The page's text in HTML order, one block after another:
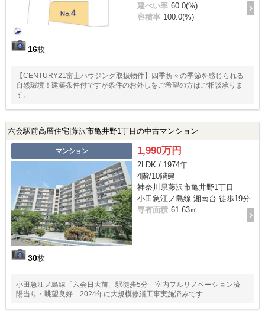
16枚
建ぺい率 60.0(%)
容積率 100.0(%)
【CENTURY21富士ハウジング取扱物件】四季折々の季節を感じられる
自然環境！建築条件付ですが条件のお外しをご希望の方はご相談承りま
す。
六会駅前高層住宅|藤沢市亀井野1丁目の中古マンション
マンション
30枚
1,990万円
2LDK / 1974年
4階/10階建
神奈川県藤沢市亀井野1丁目
小田急江ノ島線 湘南台 徒歩19分
専有面積 61.63㎡
小田急江ノ島線「六会日大前」駅徒歩5分 室内フルリノベーション済
陽当り・眺望良好 2024年に大規模修繕工事実施済みです